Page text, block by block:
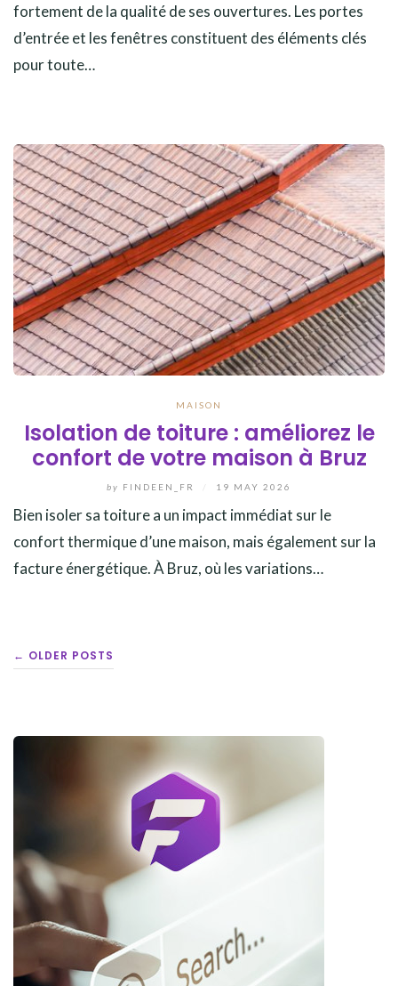
fortement de la qualité de ses ouvertures. Les portes
d’entrée et les fenêtres constituent des éléments clés
pour toute…
MAISON
Isolation de toiture : améliorez le
confort de votre maison à Bruz
by FINDEEN_FR 19 MAY 2026
Bien isoler sa toiture a un impact immédiat sur le
confort thermique d’une maison, mais également sur la
facture énergétique. À Bruz, où les variations…
POSTS
← OLDER POSTS